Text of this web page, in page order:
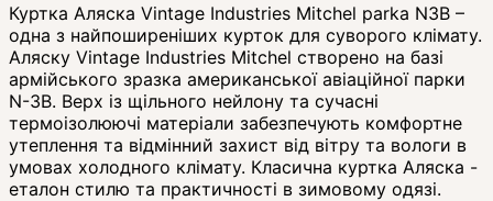
Куртка Аляска Vintage Industries Mitchel parka N3B –
одна з найпоширеніших курток для суворого клімату.
Аляску Vintage Industries Mitchel створено на базі
армійського зразка американської авіаційної парки
N-3B. Верх із щільного нейлону та сучасні
термоізолюючі матеріали забезпечують комфортне
утеплення та відмінний захист від вітру та вологи в
умовах холодного клімату. Класична куртка Аляска -
еталон стилю та практичності в зимовому одязі.